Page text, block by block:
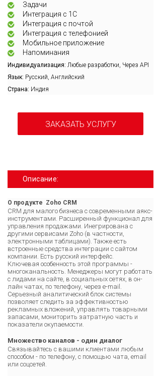
Задачи
Интеграция с 1С
Интеграция с почтой
Интеграция с телефонией
Мобильное приложение
Напоминания
Индивидуализация: Любые разработки, Через API
Язык: Русский, Английский
Страна: Индия
ЗАКАЗАТЬ УСЛУГУ
Описание:
О продукте Zoho CRM
CRM для малого бизнеса с современными аякс-
инструментами. Расширенный функционал для
управления продажами. Инегрирована с
другими сервисами Zoho (в частности,
электронными таблицами). Также есть
встроенные средства интеграции с сайтом
компании. Есть русский интерфейс.
Ключевая особенность этой программы -
многоканальность. Менеджеры могут работать
с лидами на сайте, в социальных сетях, в он-
лайн чатах, по телефону, через e-mail.
Серьезный аналитический блок системы
позволяет следить за эффективностью
рекламных вложений, управлять товарными
запасами, мониторить затратную часть и
показатели окупаемости.
Множество каналов - один диалог
Связывайтесь с вашими клиентами любым
способом - по телефону, с помощью чата, email
или соцсетей.